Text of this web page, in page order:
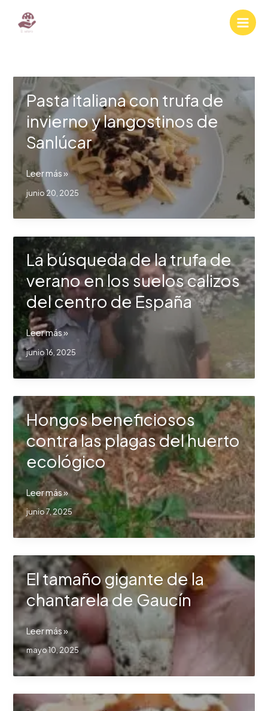
contenido
Pasta italiana con trufa de
invierno y langostinos de
Sanlúcar
Pasta
italiana
con
invierno
langostinos
de
Sanlúcar
Leer más »
junio 20, 2025
La búsqueda de la trufa de
verano en los suelos calizos
del centro de España
La
búsqueda
de
verano
en
los
suelos
calizos
del
centro
de
España
Leer más »
junio 16, 2025
Hongos beneficiosos
contra las plagas del huerto
ecológico
Hongos
beneficiosos
contra
las
del
huerto
ecológico
Leer más »
junio 7, 2025
El tamaño gigante de la
chantarela de Gaucín
El
tamaño
gigante
de
chantarela
Leer más »
mayo 10, 2025